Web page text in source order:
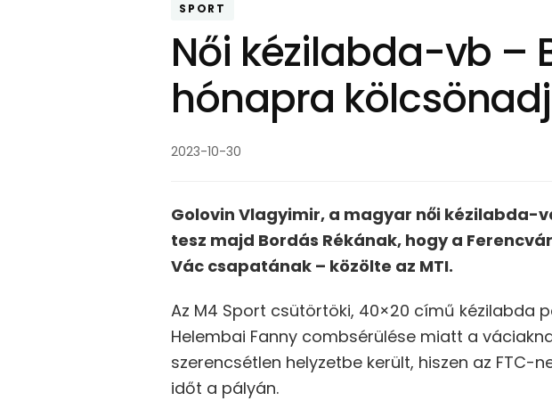
SPORT
Női kézilabda-vb –
hónapra
2023-10-30
Golovin Vlagyimir, a magyar női
tesz majd Bordás Rékának, hogy a
Vác csapatának – közölte az MTI.
Az M4 Sport csütörtöki, 40×20 című kézilabda
Helembai Fanny combsérülése miatt a
szerencsétlen helyzetbe került, hiszen az
időt a pályán.